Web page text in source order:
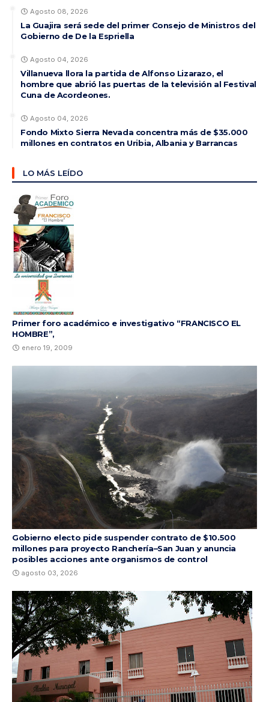
Agosto 08, 2026
La Guajira será sede del primer Consejo de Ministros del
Gobierno de De la Espriella
Agosto 04, 2026
Villanueva llora la partida de Alfonso Lizarazo, el
hombre que abrió las puertas de la televisión al Festival
Cuna de Acordeones.
Agosto 04, 2026
Fondo Mixto Sierra Nevada concentra más de $35.000
millones en contratos en Uribia, Albania y Barrancas
LO MÁS LEÍDO
Primer foro académico e investigativo “FRANCISCO EL
HOMBRE”,
enero 19, 2009
Gobierno electo pide suspender contrato de $10.500
millones para proyecto Ranchería–San Juan y anuncia
posibles acciones ante organismos de control
agosto 03, 2026